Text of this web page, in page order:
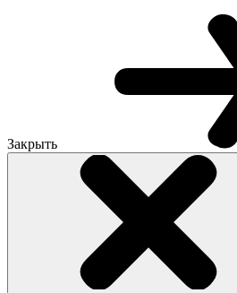
Закрыть